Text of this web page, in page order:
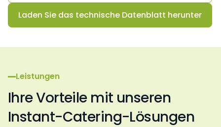
Laden Sie das technische Datenblatt herunter
Leistungen
Ihre Vorteile mit unseren
Instant-Catering-Lösungen